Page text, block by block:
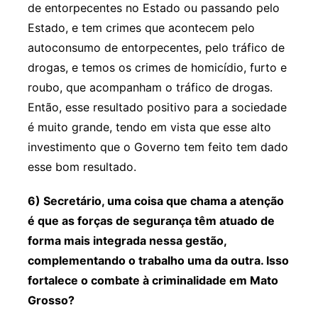
de entorpecentes no Estado ou passando pelo
Estado, e tem crimes que acontecem pelo
autoconsumo de entorpecentes, pelo tráfico de
drogas, e temos os crimes de homicídio, furto e
roubo, que acompanham o tráfico de drogas.
Então, esse resultado positivo para a sociedade
é muito grande, tendo em vista que esse alto
investimento que o Governo tem feito tem dado
esse bom resultado.
6) Secretário, uma coisa que chama a atenção
é que as forças de segurança têm atuado de
forma mais integrada nessa gestão,
complementando o trabalho uma da outra. Isso
fortalece o combate à criminalidade em Mato
Grosso?